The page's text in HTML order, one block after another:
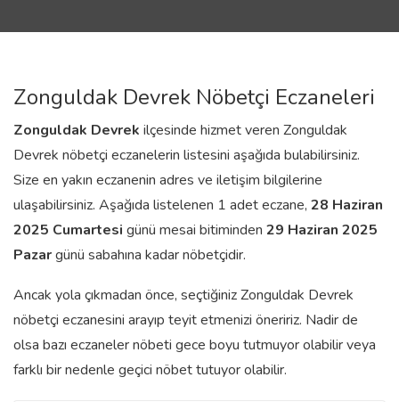
Zonguldak Devrek Nöbetçi Eczaneleri
Zonguldak Devrek ilçesinde hizmet veren Zonguldak
Devrek nöbetçi eczanelerin listesini aşağıda bulabilirsiniz.
Size en yakın eczanenin adres ve iletişim bilgilerine
ulaşabilirsiniz. Aşağıda listelenen 1 adet eczane, 28 Haziran
2025 Cumartesi günü mesai bitiminden 29 Haziran 2025
Pazargünü sabahına kadar nöbetçidir.
Ancak yola çıkmadan önce, seçtiğiniz Zonguldak Devrek
nöbetçi eczanesini arayıp teyit etmenizi öneririz. Nadir de
olsa bazı eczaneler nöbeti gece boyu tutmuyor olabilir veya
farklı bir nedenle geçici nöbet tutuyor olabilir.